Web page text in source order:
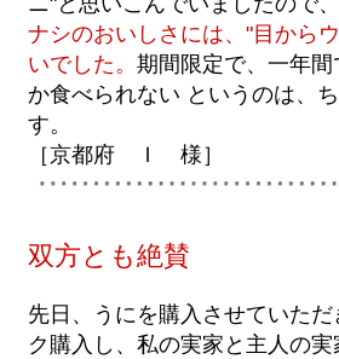
ナシのおいしさには、"目から
いでした。 期間限定で、一年間
か食べられない というのは、
す。
［京都府 Ｉ 様］
双方とも絶賛
先日、うにを購入させていただ
ク購入し、私の実家と主人の実